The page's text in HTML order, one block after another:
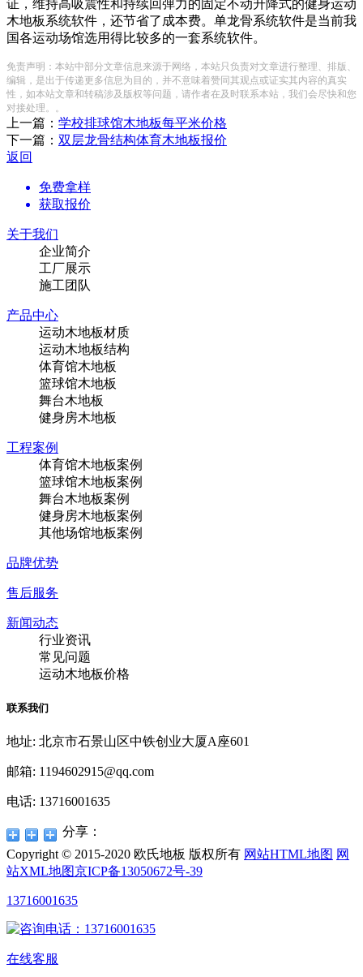
证，维持高吸震性和持续回弹力的固定不动升降式的健身运动
木地板系统软件，还节省了成本费。单龙骨系统软件是当前我
国各运动场馆选用得比较多的一套系统软件。
免责声明：本站中部分文章信息来源于网络，本站只负责对文章进行整理、排版、
编辑，是出于传递更多信息为目的，并不意味着赞同其观点或证实其内容的真实
性，如本站文章和转稿涉及版权等问题，请作者在及时联系本站，我们会尽快和您
对接处理。。
上一篇： 学校排球馆木地板每平米价格
下一篇： 双层龙骨结构体育木地板报价
返回
免费拿样
获取报价
关于我们
企业简介
工厂展示
施工团队
产品中心
运动木地板材质
运动木地板结构
体育馆木地板
篮球馆木地板
舞台木地板
健身房木地板
工程案例
体育馆木地板案例
篮球馆木地板案例
舞台木地板案例
健身房木地板案例
其他场馆地板案例
品牌优势
售后服务
新闻动态
行业资讯
常见问题
运动木地板价格
联系我们
地址: 北京市石景山区中铁创业大厦A座601
邮箱: 1194602915@qq.com
电话: 13716001635
分享：
Copyright © 2015-2020 欧氏地板 版权所有 网站HTML地图 网
站XML地图京ICP备13050672号-39
13716001635
在线客服